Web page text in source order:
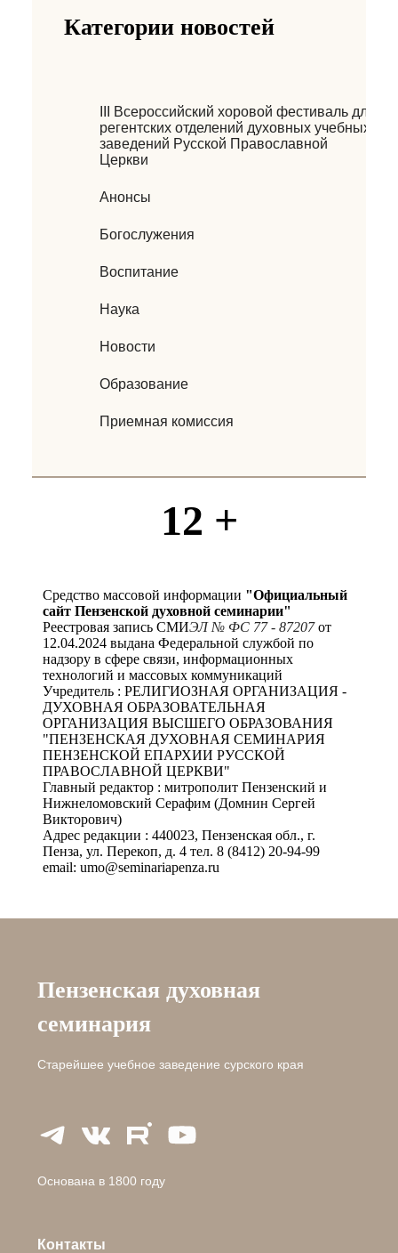
Категории новостей
III Всероссийский хоровой фестиваль для
регентских отделений духовных учебных
заведений Русской Православной
Церкви
Анонсы
Богослужения
Воспитание
Наука
Новости
Образование
Приемная комиссия
12 +
Средство массовой информации "Официальный
сайт Пензенской духовной семинарии"
Реестровая запись СМИЭЛ № ФС 77 - 87207от
12.04.2024 выдана Федеральной службой по
надзору в сфере связи, информационных
технологий и массовых коммуникаций
Учредитель : РЕЛИГИОЗНАЯ ОРГАНИЗАЦИЯ -
ДУХОВНАЯ ОБРАЗОВАТЕЛЬНАЯ
ОРГАНИЗАЦИЯ ВЫСШЕГО ОБРАЗОВАНИЯ
"ПЕНЗЕНСКАЯ ДУХОВНАЯ СЕМИНАРИЯ
ПЕНЗЕНСКОЙ ЕПАРХИИ РУССКОЙ
ПРАВОСЛАВНОЙ ЦЕРКВИ"
Главный редактор : митрополит Пензенский и
Нижнеломовский Серафим (Домнин Сергей
Викторович)
Адрес редакции : 440023, Пензенская обл., г.
Пенза, ул. Перекоп, д. 4 тел. 8 (8412) 20-94-99
email: umo@seminariapenza.ru
Пензенская духовная
семинария
Старейшее учебное заведение сурского края
Основана в 1800 году
Контакты